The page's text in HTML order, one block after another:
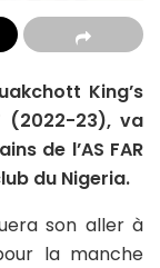
King’s
(2022-23), va
de l’AS FAR
du Nigeria.
son aller à
la manche